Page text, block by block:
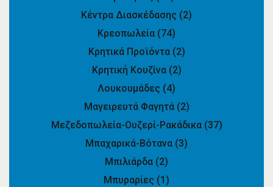
Κέντρα Διασκέδασης (2)
Κρεοπωλεία (74)
Κρητικά Προϊόντα (2)
Κρητική Κουζίνα (2)
Λουκουμάδες (4)
Μαγειρευτά Φαγητά (2)
Μεζεδοπωλεία-Ουζερί-Ρακάδικα (37)
Μπαχαρικά-Βότανα (3)
Μπιλιάρδα (2)
Μπυραρίες (1)